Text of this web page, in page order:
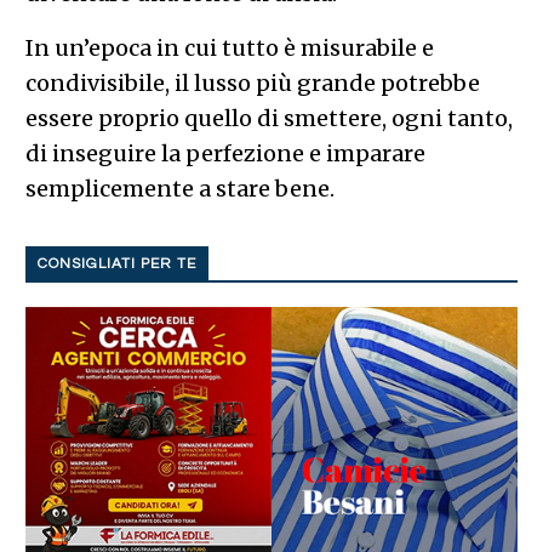
In un’epoca in cui tutto è misurabile e
condivisibile, il lusso più grande potrebbe
essere proprio quello di smettere, ogni tanto,
di inseguire la perfezione e imparare
semplicemente a stare bene.
CONSIGLIATI PER TE